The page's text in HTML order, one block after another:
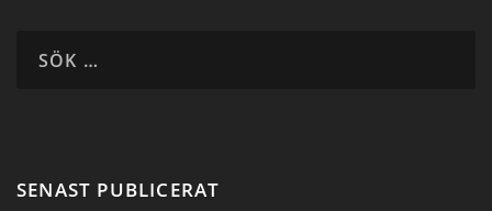
SENAST PUBLICERAT